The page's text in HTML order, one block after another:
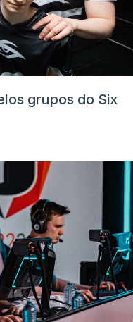
grupos do Six